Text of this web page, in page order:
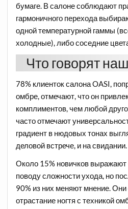
бумаге. В салоне соблюдают
гармоничного перехода
одной температурной гаммы
холодные), либо соседние
Что говорят
78% клиенток салона OASI,
омбре, отмечают, что он
комплиментов, чем любой
часто отмечают
градиент в нюдовых тонах
деловой встрече, и на свидании.
Около 15% новичков выражают
поводу сложности ухода, но
90% из них меняют мнение. Они
отрастание ногтя с техникой